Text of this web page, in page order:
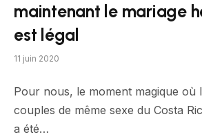
maintenant le mariage
est légal
11 juin 2020
Pour nous, le moment magique où
couples de même sexe du Costa
a été…